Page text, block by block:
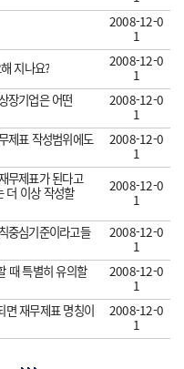
2008-12-0
1
지나요?
2008-12-0
1
장기업은 어떤
2008-12-0
1
제표 작성범위에도
2008-12-0
1
무제표가 된다고
더 이상 작성할
2008-12-0
1
중심기준이라고들
2008-12-0
1
때 특별히 유의할
2008-12-0
1
면 재무제표 명칭이
2008-12-0
1